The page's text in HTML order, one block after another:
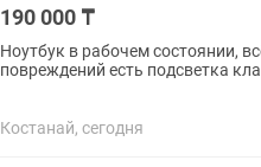
190 000 ₸
Ноутбук в рабочем состоянии,
повреждений есть подсветка
Костанай, сегодня